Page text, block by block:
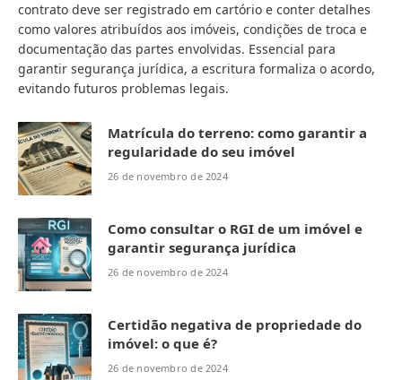
contrato deve ser registrado em cartório e conter detalhes
como valores atribuídos aos imóveis, condições de troca e
documentação das partes envolvidas. Essencial para
garantir segurança jurídica, a escritura formaliza o acordo,
evitando futuros problemas legais.
Matrícula do terreno: como garantir a
regularidade do seu imóvel
26 de novembro de 2024
Como consultar o RGI de um imóvel e
garantir segurança jurídica
26 de novembro de 2024
Certidão negativa de propriedade do
imóvel: o que é?
26 de novembro de 2024